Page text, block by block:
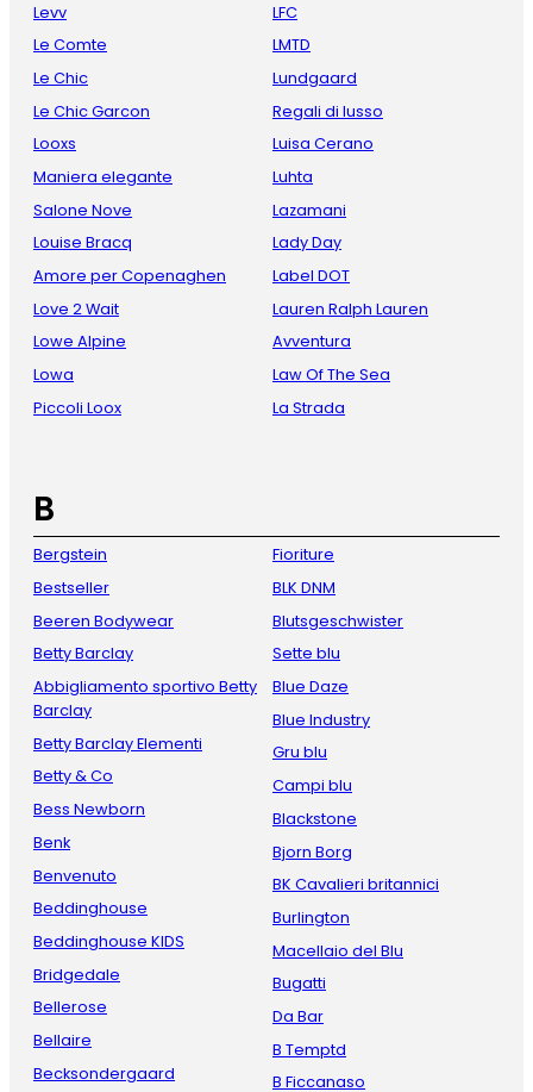
Levv
Le Comte
Le Chic
Le Chic Garcon
Looxs
Maniera elegante
Salone Nove
Louise Bracq
Amore per Copenaghen
Love 2 Wait
Lowe Alpine
Lowa
Piccoli Loox
LFC
LMTD
Lundgaard
Regali di lusso
Luisa Cerano
Luhta
Lazamani
Lady Day
Label DOT
Lauren Ralph Lauren
Avventura
Law Of The Sea
La Strada
B
Bergstein
Bestseller
Beeren Bodywear
Betty Barclay
Abbigliamento sportivo Betty
Barclay
Betty Barclay Elementi
Betty & Co
Bess Newborn
Benk
Benvenuto
Beddinghouse
Beddinghouse KIDS
Bridgedale
Bellerose
Bellaire
Becksondergaard
Fioriture
BLK DNM
Blutsgeschwister
Sette blu
Blue Daze
Blue Industry
Gru blu
Campi blu
Blackstone
Bjorn Borg
BK Cavalieri britannici
Burlington
Macellaio del Blu
Bugatti
Da Bar
B Temptd
B Ficcanaso